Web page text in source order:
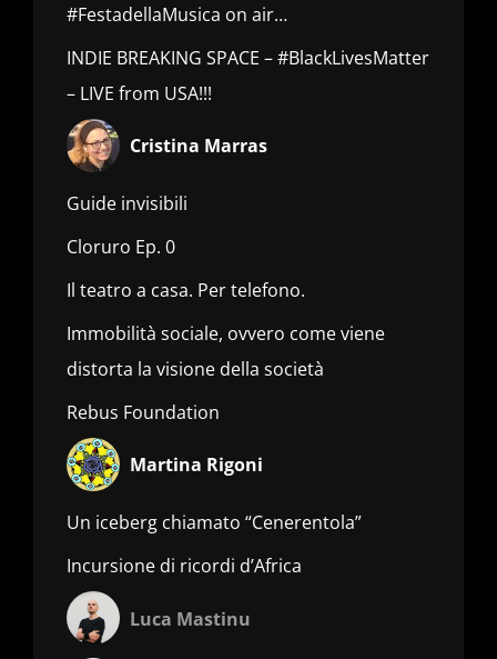
#FestadellaMusica on air…
INDIE BREAKING SPACE – #BlackLivesMatter
– LIVE from USA!!!
Cristina Marras
Guide invisibili
Cloruro Ep. 0
Il teatro a casa. Per telefono.
Immobilità sociale, ovvero come viene
distorta la visione della società
Rebus Foundation
Martina Rigoni
Un iceberg chiamato “Cenerentola”
Incursione di ricordi d’Africa
Luca Mastinu